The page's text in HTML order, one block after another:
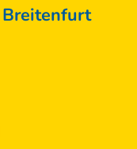
Breitenfurt